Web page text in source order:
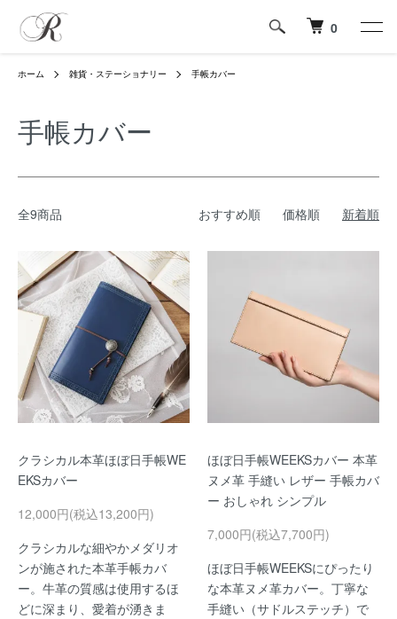
0
ホーム 雑貨・ステーショナリー 手帳カバー
手帳カバー
全9商品 おすすめ順 価格順 新着順
クラシカル本革ほぼ日手帳WE
EKSカバー
12,000円(税込13,200円)
クラシカルな細やかメダリオ
ンが施された本革手帳カバ
ー。牛革の質感は使用するほ
どに深まり、愛着が湧きま
ほぼ日手帳WEEKSカバー 本革
ヌメ革 手縫い レザー 手帳カバ
ー おしゃれ シンプル
7,000円(税込7,700円)
ほぼ日手帳WEEKSにぴったり
な本革ヌメ革カバー。丁寧な
手縫い（サドルステッチ）で